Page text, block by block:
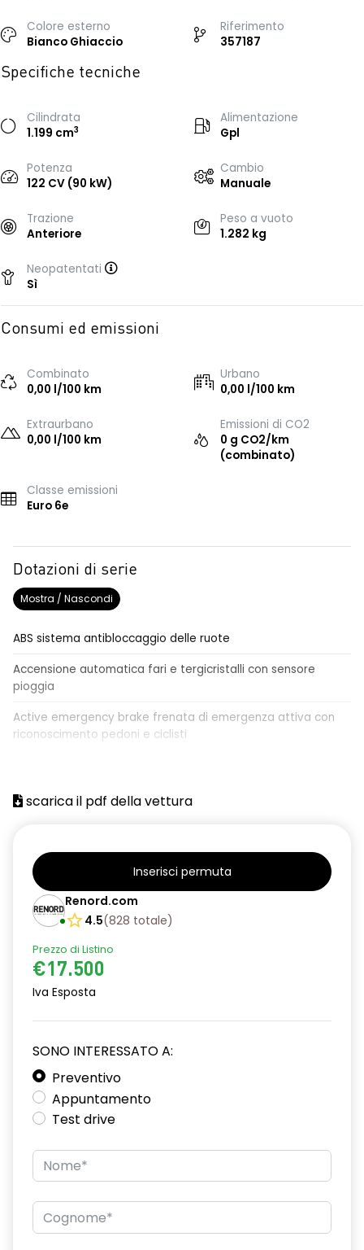
Colore esterno
Bianco Ghiaccio
Riferimento
357187
Specifiche tecniche
Cilindrata
1.199 cm3
Alimentazione
Gpl
Potenza
122 CV (90 kW)
Cambio
Manuale
Trazione
Anteriore
Peso a vuoto
1.282 kg
Neopatentati
Sì
Consumi ed emissioni
Combinato
0,00 l/100 km
Urbano
0,00 l/100 km
Extraurbano
0,00 l/100 km
Emissioni di CO2
0 g CO2/km
(combinato)
Classe emissioni
Euro 6e
Dotazioni di serie
Mostra / Nascondi
ABS sistema antibloccaggio delle ruote
Accensione automatica fari e tergicristalli con sensore
pioggia
Active emergency brake frenata di emergenza attiva con
riconoscimento pedoni e ciclisti
Airbag laterali a tendina anteriori e posteriori
Alzacristalli elettrici posteriori
Barre tetto modulari nere
Bracciolo anteriore con vano portaoggetti
Chiave pieghevole a 3 pulsanti
Distance warning avviso distanza di sicurezza
Driver display con schermo TFT da 3,5''
Eco Mode
compatibile 2G/3G o 4G/5G in base al veicolo
Firma luminosa pixelata con fari full LED
HARM03
scarica il pdf della vettura
Inserisci permuta
Renord.com
4.5(828 totale)
Prezzo di Listino
€17.500
Iva Esposta
SONO INTERESSATO A:
Preventivo
Appuntamento
Test drive